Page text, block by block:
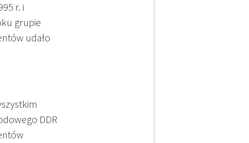
r. i
grupie
udało
DDR